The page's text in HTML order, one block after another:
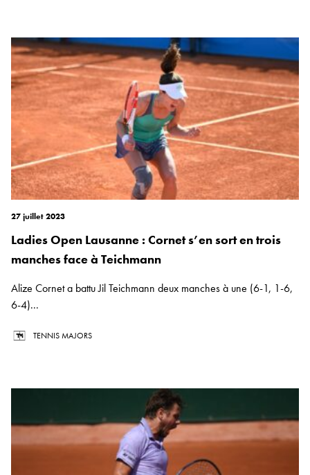
27 juillet 2023
Ladies Open Lausanne : Cornet s’en sort en trois
manches face à Teichmann
Alize Cornet a battu Jil Teichmann deux manches à une (6-1, 1-6,
6-4)...
TENNIS MAJORS